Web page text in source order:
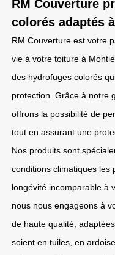
RM Couverture
colorés adaptés
RM Couverture est votre
vie à votre toiture à
des hydrofuges colorés
protection. Grâce à notre
offrons la possibilité de
tout en assurant une
Nos produits sont
conditions climatiques les
longévité incomparable à
nous nous engageons à
de haute qualité,
soient en tuiles, en